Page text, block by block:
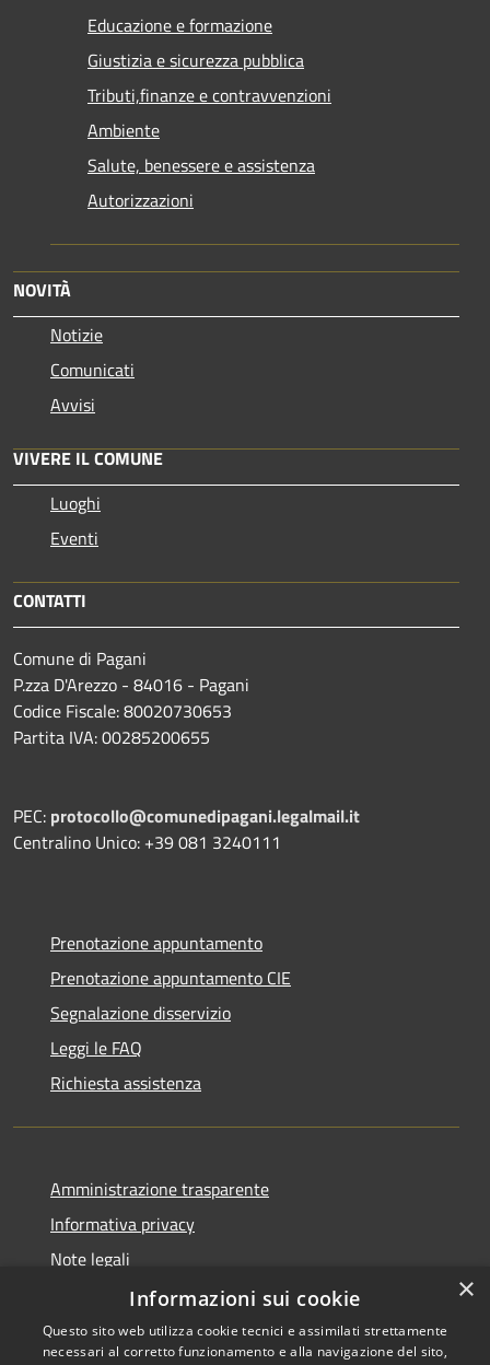
Educazione e formazione
Giustizia e sicurezza pubblica
Tributi,finanze e contravvenzioni
Ambiente
Salute, benessere e assistenza
Autorizzazioni
NOVITÀ
Notizie
Comunicati
Avvisi
VIVERE IL COMUNE
Luoghi
Eventi
CONTATTI
Comune di Pagani
P.zza D'Arezzo - 84016 - Pagani
Codice Fiscale: 80020730653
Partita IVA: 00285200655
PEC: protocollo@comunedipagani.legalmail.it
Centralino Unico: +39 081 3240111
Prenotazione appuntamento
Prenotazione appuntamento CIE
Segnalazione disservizio
Leggi le FAQ
Richiesta assistenza
Amministrazione trasparente
Informativa privacy
Note legali
Dichiarazione di accessibilità
×
Informazioni sui cookie
Questo sito web utilizza cookie tecnici e assimilati strettamente
necessari al corretto funzionamento e alla navigazione del sito,